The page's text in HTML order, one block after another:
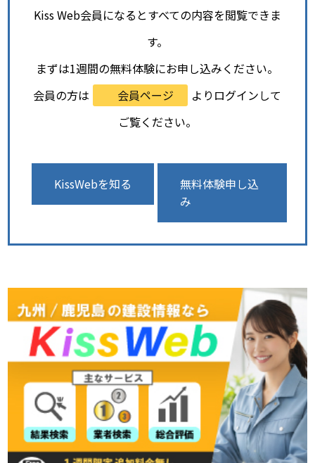
Kiss Web会員になるとすべての内容を閲覧できま
す。
まずは1週間の無料体験にお申し込みください。
会員の方は
会員ページ
よりログインして
ご覧ください。
KissWebを知る
無料体験申し込
み